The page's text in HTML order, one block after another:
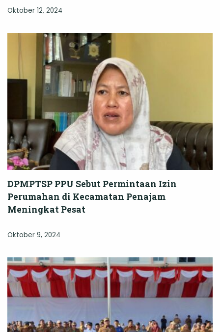
Oktober 12, 2024
DPMPTSP PPU Sebut Permintaan Izin
Perumahan di Kecamatan Penajam
Meningkat Pesat
Oktober 9, 2024